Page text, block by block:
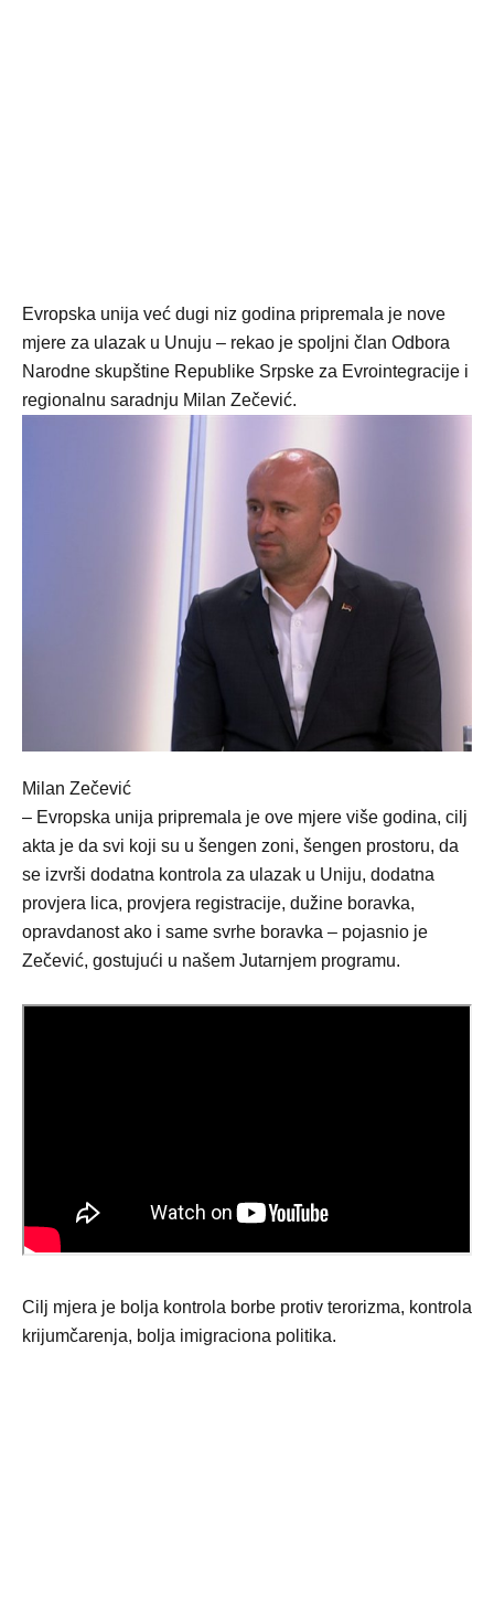
Evropska unija već dugi niz godina pripremala je nove
mjere za ulazak u Unuju – rekao je spoljni član Odbora
Narodne skupštine Republike Srpske za Evrointegracije i
regionalnu saradnju Milan Zečević.
Milan Zečević
– Evropska unija pripremala je ove mjere više godina, cilj
akta je da svi koji su u šengen zoni, šengen prostoru, da
se izvrši dodatna kontrola za ulazak u Uniju, dodatna
provjera lica, provjera registracije, dužine boravka,
opravdanost ako i same svrhe boravka – pojasnio je
Zečević, gostujući u našem Јutarnjem programu.
Cilj mjera je bolja kontrola borbe protiv terorizma, kontrola
krijumčarenja, bolja imigraciona politika.